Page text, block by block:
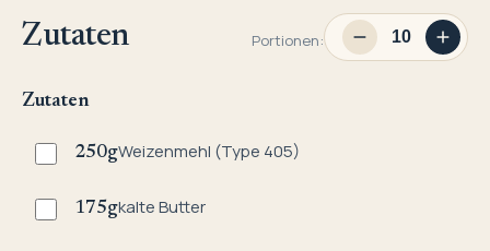
Zutaten Portionen:
Zutaten
250gWeizenmehl (Type 405)
175gkalte Butter